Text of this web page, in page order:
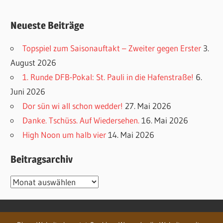
Neueste Beiträge
Topspiel zum Saisonauftakt – Zweiter gegen Erster 3.
August 2026
1. Runde DFB-Pokal: St. Pauli in die Hafenstraße! 6.
Juni 2026
Dor sün wi all schon wedder! 27. Mai 2026
Danke. Tschüss. Auf Wiedersehen. 16. Mai 2026
High Noon um halb vier 14. Mai 2026
Beitragsarchiv
Beitragsarchiv